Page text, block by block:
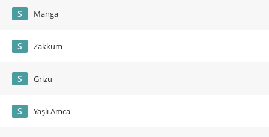
S Manga
S Zakkum
S Grizu
S Yaşlı Amca